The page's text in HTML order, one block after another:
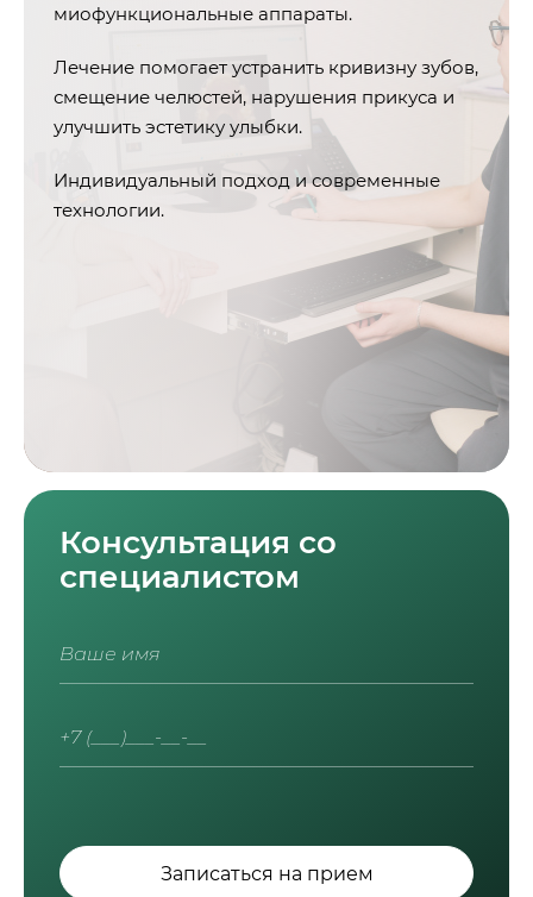
миофункциональные аппараты.
Лечение помогает устранить кривизну зубов,
смещение челюстей, нарушения прикуса и
улучшить эстетику улыбки.
Индивидуальный подход и современные
технологии.
Консультация со
специалистом
Записаться на прием